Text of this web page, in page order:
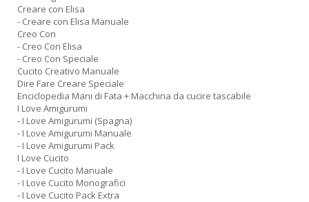
Creare con Elisa
- Creare con Elisa Manuale
Creo Con
- Creo Con Elisa
- Creo Con Speciale
Cucito Creativo Manuale
Dire Fare Creare Speciale
Enciclopedia Mani di Fata + Macchina da cucire tascabile
I Love Amigurumi
- I Love Amigurumi (Spagna)
- I Love Amigurumi Manuale
- I Love Amigurumi Pack
I Love Cucito
- I Love Cucito Manuale
- I Love Cucito Monografici
- I Love Cucito Pack Extra